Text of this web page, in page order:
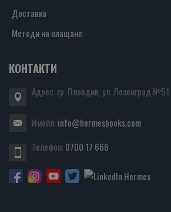
Доставка
Методи на плащане
КОНТАКТИ
Адрес: гр. Пловдив, ул. Лозенград №51
Имейл:info@hermesbooks.com
Телефон:0700 17 666